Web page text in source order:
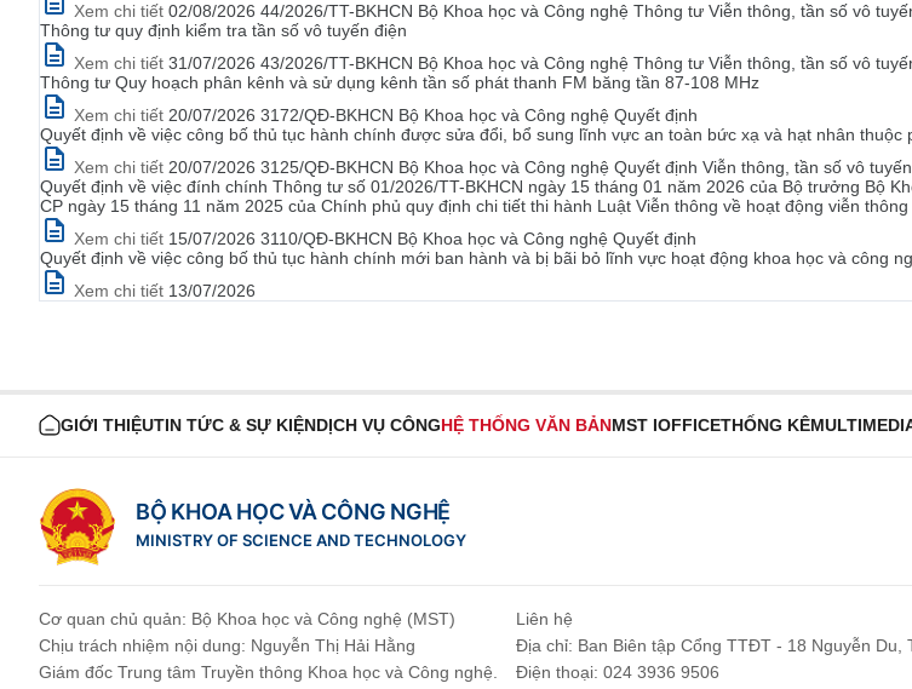
Xem chi tiết 02/08/2026 44/2026/TT-BKHCN Bộ Khoa học và Công nghệ Thông tư Viễn thông, tần số vô
Thông tư quy định kiểm tra tần số vô tuyến điện
Xem chi tiết 31/07/2026 43/2026/TT-BKHCN Bộ Khoa học và Công nghệ Thông tư Viễn thông, tần số vô
Thông tư Quy hoạch phân kênh và sử dụng kênh tần số phát thanh FM băng tần 87-108 MHz
Xem chi tiết 20/07/2026 3172/QĐ-BKHCN Bộ Khoa học và Công nghệ Quyết định
Quyết định về việc công bố thủ tục hành chính được sửa đổi, bổ sung lĩnh vực an toàn bức xạ và hạt nhân
Xem chi tiết 20/07/2026 3125/QĐ-BKHCN Bộ Khoa học và Công nghệ Quyết định Viễn thông, tần số vô
Quyết định về việc đính chính Thông tư số 01/2026/TT-BKHCN ngày 15 tháng 01 năm 2026 của Bộ trưởng Bộ
CP ngày 15 tháng 11 năm 2025 của Chính phủ quy định chi tiết thi hành Luật Viễn thông về hoạt động viễn
Xem chi tiết 15/07/2026 3110/QĐ-BKHCN Bộ Khoa học và Công nghệ Quyết định
Quyết định về việc công bố thủ tục hành chính mới ban hành và bị bãi bỏ lĩnh vực hoạt động khoa học và công
Xem chi tiết 13/07/2026
GIỚI THIỆUTIN TỨC & SỰ KIỆNDỊCH VỤ CÔNGHỆ THỐNG VĂN BẢNMST IOFFICETHỐNG KÊ
BỘ KHOA HỌC VÀ CÔNG NGHỆ
MINISTRY OF SCIENCE AND TECHNOLOGY
Cơ quan chủ quản: Bộ Khoa học và Công nghệ (MST)
Chịu trách nhiệm nội dung: Nguyễn Thị Hải Hằng
Giám đốc Trung tâm Truyền thông Khoa học và Công nghệ.
Liên hệ
Địa chỉ: Ban Biên tập Cổng TTĐT - 18 Nguyễn Du,
Điện thoại: 024 3936 9506